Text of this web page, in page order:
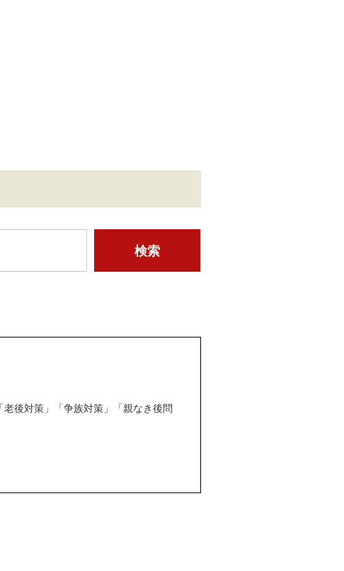
後対策」「争族対策」「親なき後問